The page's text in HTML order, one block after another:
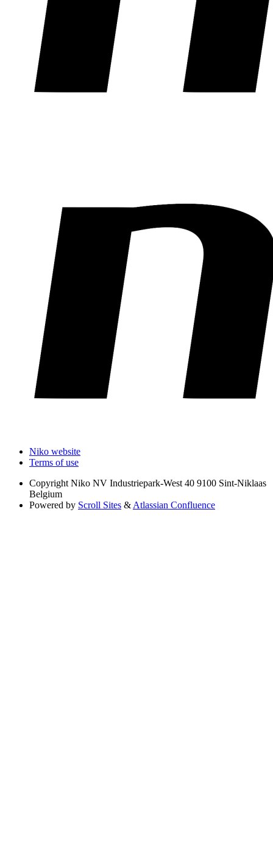
Niko website
Terms of use
Copyright Niko NV Industriepark-West 40 9100 Sint-Niklaas
Belgium
Powered by Scroll Sites & Atlassian Confluence